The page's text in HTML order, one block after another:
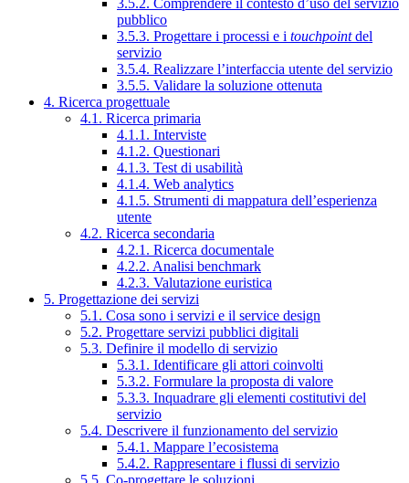
pubblico
3.5.3. Progettare i processi e i touchpointdel
servizio
3.5.4. Realizzare l’interfaccia utente del servizio
3.5.5. Validare la soluzione ottenuta
4. Ricerca progettuale
4.1. Ricerca primaria
4.1.1. Interviste
4.1.2. Questionari
4.1.3. Test di usabilità
4.1.4. Web analytics
4.1.5. Strumenti di mappatura dell’esperienza
utente
4.2. Ricerca secondaria
4.2.1. Ricerca documentale
4.2.2. Analisi benchmark
4.2.3. Valutazione euristica
5. Progettazione dei servizi
5.1. Cosa sono i servizi e il service design
5.2. Progettare servizi pubblici digitali
5.3. Definire il modello di servizio
5.3.1. Identificare gli attori coinvolti
5.3.2. Formulare la proposta di valore
5.3.3. Inquadrare gli elementi costitutivi del
servizio
5.4. Descrivere il funzionamento del servizio
5.4.1. Mappare l’ecosistema
5.4.2. Rappresentare i flussi di servizio
5.5. Co-progettare le soluzioni